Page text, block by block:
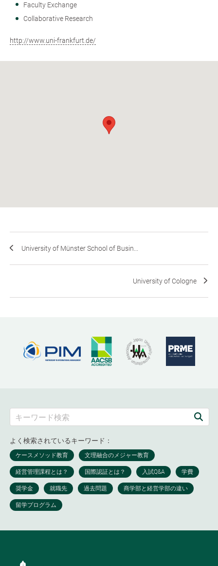
Faculty Exchange
Collaborative Research
http://www.uni-frankfurt.de/
University of Münster School of Busin...
University of Cologne
よく検索されているキーワード：